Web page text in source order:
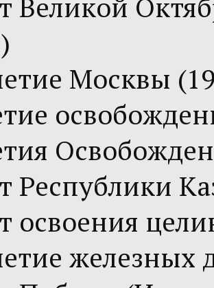
Москвы
Республики
освоения
железных